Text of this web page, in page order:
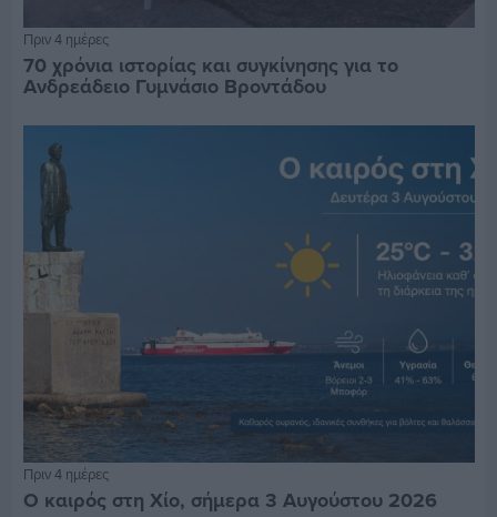
Πριν 4 ημέρες
70 χρόνια ιστορίας και συγκίνησης για το
Ανδρεάδειο Γυμνάσιο Βροντάδου
Πριν 4 ημέρες
Ο καιρός στη Χίο, σήμερα 3 Αυγούστου 2026